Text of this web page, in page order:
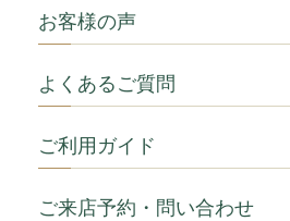
お客様の声
よくあるご質問
ご利用ガイド
ご来店予約・問い合わせ